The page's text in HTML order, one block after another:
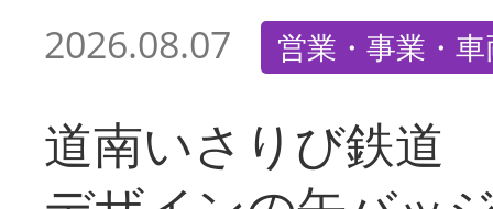
2026.08.07 営業・事業・
道南いさりび鉄道